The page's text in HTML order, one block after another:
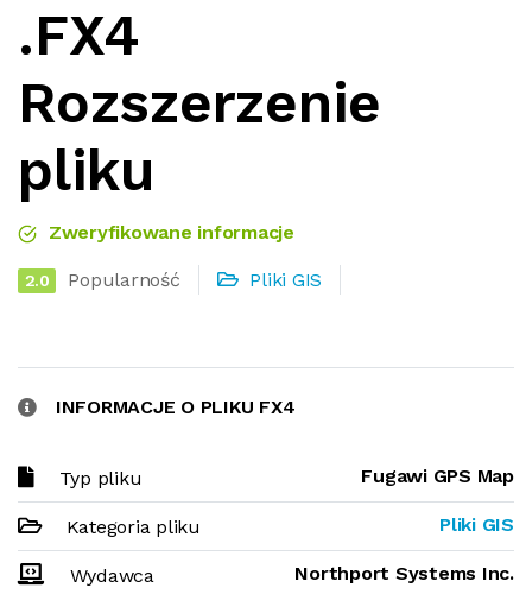
.FX4
Rozszerzenie
pliku
Zweryfikowane informacje
2.0 Popularność Pliki GIS
INFORMACJE O PLIKU FX4
Typ pliku Fugawi GPS Map
Kategoria pliku Pliki GIS
Wydawca Northport Systems Inc.